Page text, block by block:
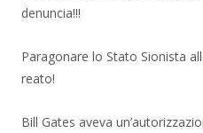
denuncia!!!
Paragonare lo Stato Sionista
reato!
Bill Gates aveva